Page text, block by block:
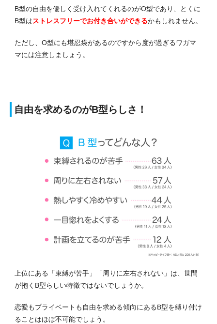
B型の自由を優しく受け入れてくれるのがO型であり、とくに
B型はストレスフリーでお付き合いができるかもしれません。
ただし、O型にも堪忍袋があるのですから度が過ぎるワガマ
マには注意しましょう。
自由を求めるのがB型らしさ！
上位にある「束縛が苦手」「周りに左右されない 」は、世間
が抱くB型らしい特徴ではないでしょうか。
恋愛もプライベートも自由を求める傾向にあるB型を縛り付け
ることはほぼ不可能でしょう。